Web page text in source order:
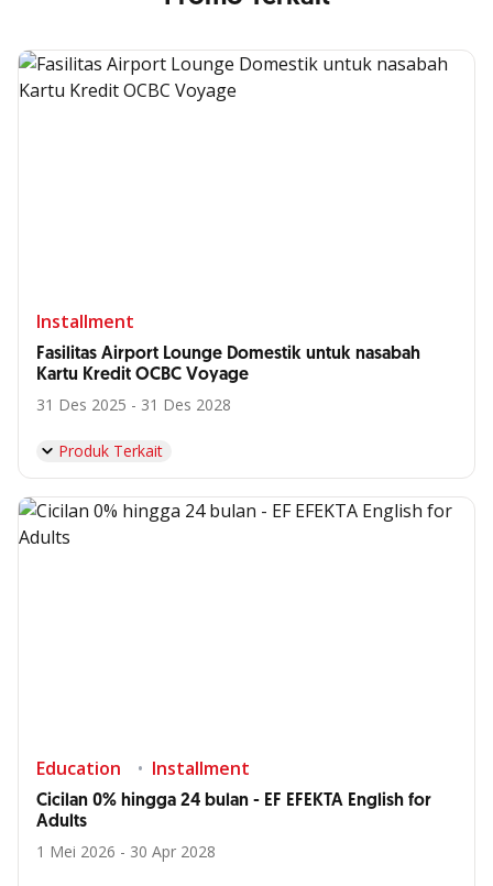
Installment
Fasilitas Airport Lounge Domestik untuk nasabah
Kartu Kredit OCBC Voyage
31 Des 2025 - 31 Des 2028
Produk Terkait
Education Installment
Cicilan 0% hingga 24 bulan - EF EFEKTA English for
Adults
1 Mei 2026 - 30 Apr 2028